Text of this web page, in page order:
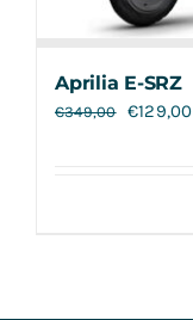
Aprilia E-SRZ
€349,00 €129,00